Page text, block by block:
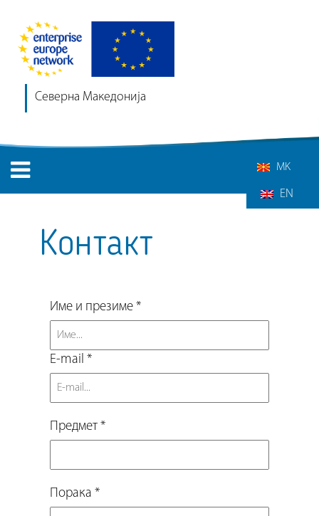
Северна Македонија
MK
EN
Контакт
Име и презиме *
E-mail *
Предмет *
Порака *